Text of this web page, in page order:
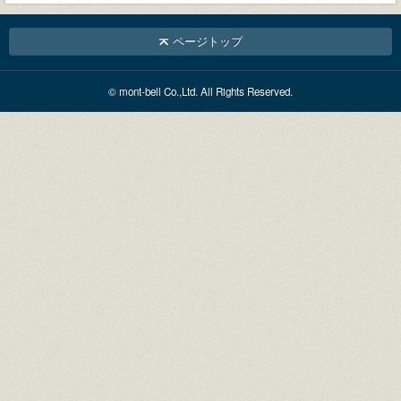
ページトップ
© mont-bell Co.,Ltd. All Rights Reserved.